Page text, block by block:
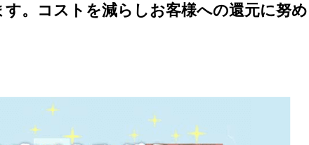
。コストを減らしお客様への還元に努め